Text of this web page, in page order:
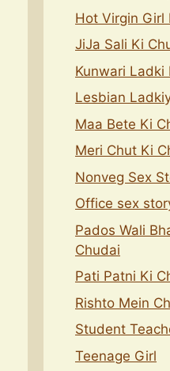
Hot Virgin Girl
JiJa Sali Ki
Kunwari Ladki
Lesbian
Maa Bete Ki
Meri Chut Ki
Nonveg Sex
Office sex
Pados Wali
Chudai
Pati Patni Ki
Rishto Mein
Student
Teenage Girl